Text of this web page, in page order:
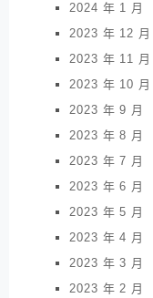
2024 年 1 月
2023 年 12 月
2023 年 11 月
2023 年 10 月
2023 年 9 月
2023 年 8 月
2023 年 7 月
2023 年 6 月
2023 年 5 月
2023 年 4 月
2023 年 3 月
2023 年 2 月